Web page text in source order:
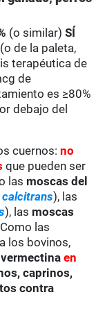
(o similar) SÍ
(o de la paleta,
terapéutica de
de
es ≥80%
debajo del
cuernos:no
que pueden ser
las moscas del
calcitrans), las
), las moscas
las
los bovinos,
en
caprinos,
contra